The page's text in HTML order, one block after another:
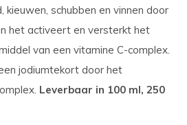
kieuwen, schubben en vinnen door
het activeert en versterkt het
van een vitamine C-complex.
jodiumtekort door het
Leverbaar in 100 ml, 250